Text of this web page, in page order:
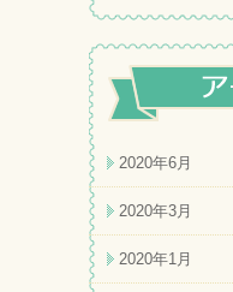
2020年6月
2020年3月
2020年1月